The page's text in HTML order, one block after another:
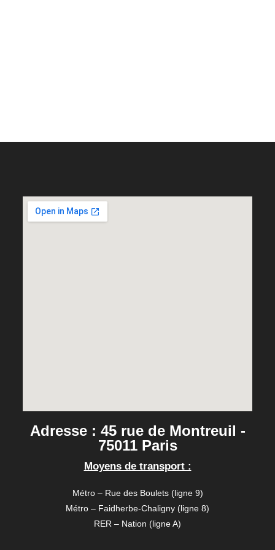
Adresse : 45 rue de Montreuil -
75011 Paris​
Moyens de transport :
Métro – Rue des Boulets (ligne 9)
Métro – Faidherbe-Chaligny (ligne 8)
RER – Nation (ligne A)